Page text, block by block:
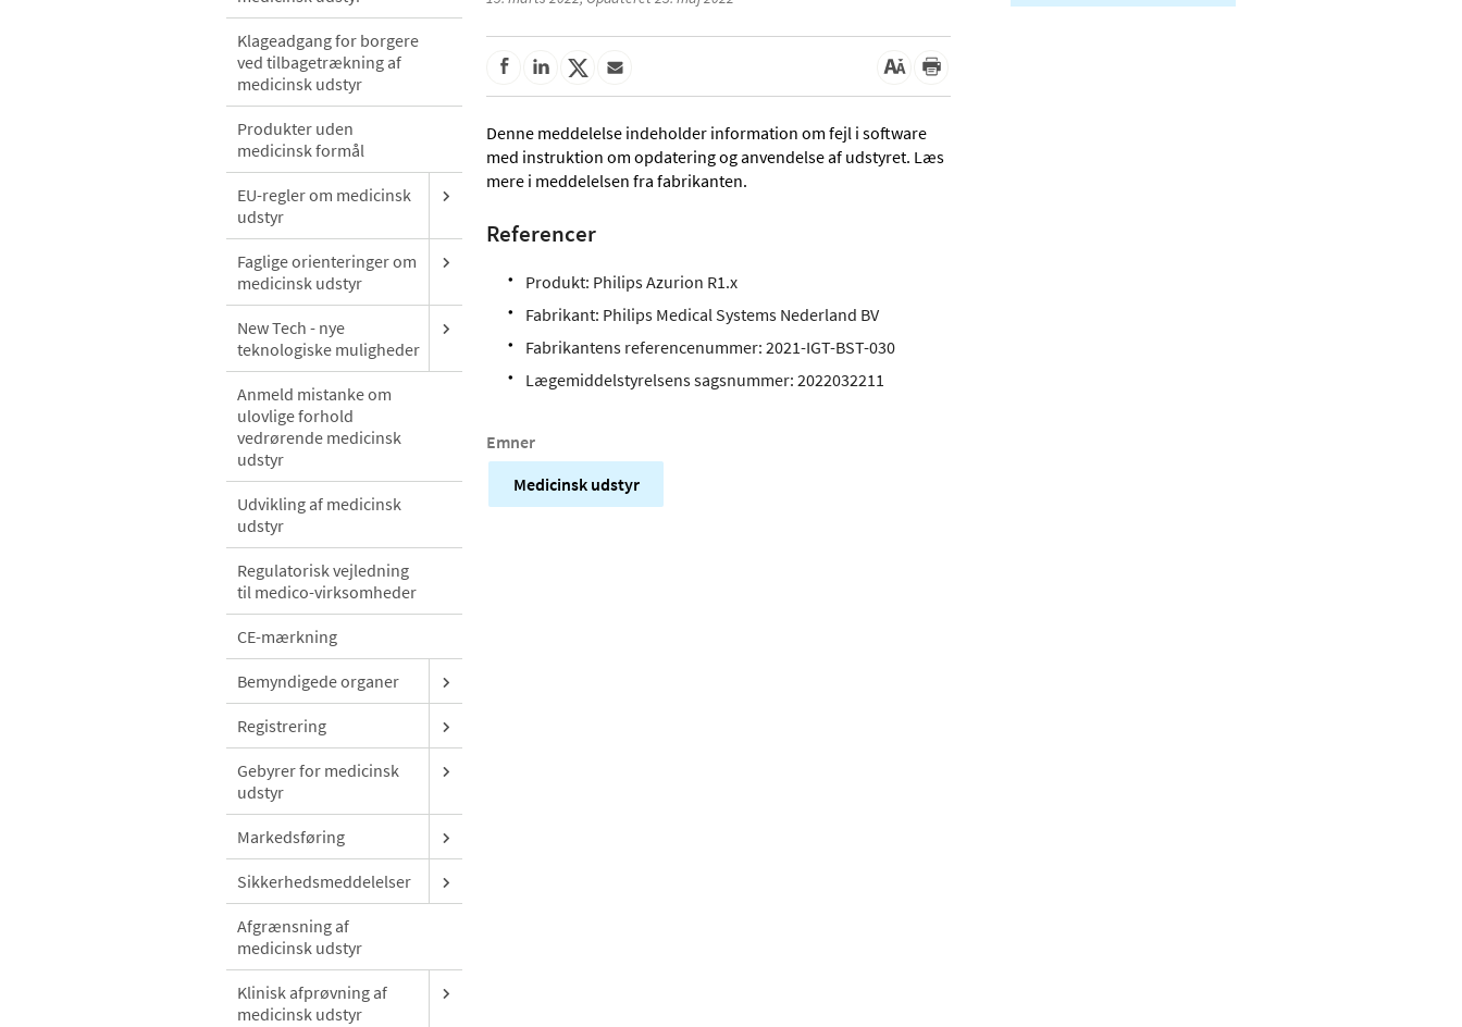
Klageadgang for borgere
ved tilbagetrækning af
medicinsk udstyr
Produkter uden
medicinsk formål
EU-regler om medicinsk
udstyr
Faglige orienteringer om
medicinsk udstyr
New Tech - nye
teknologiske muligheder
Anmeld mistanke om
ulovlige forhold
vedrørende medicinsk
udstyr
Udvikling af medicinsk
udstyr
Regulatorisk vejledning
til medico-virksomheder
CE-mærkning
Bemyndigede organer
Registrering
Gebyrer for medicinsk
udstyr
Markedsføring
Sikkerhedsmeddelelser
Afgrænsning af
medicinsk udstyr
Klinisk afprøvning af
medicinsk udstyr
Denne meddelelse indeholder information om fejl i software
med instruktion om opdatering og anvendelse af udstyret. Læs
mere i meddelelsen fra fabrikanten.
Referencer
Produkt: Philips Azurion R1.x
Fabrikant: Philips Medical Systems Nederland BV
Fabrikantens referencenummer: 2021-IGT-BST-030
Lægemiddelstyrelsens sagsnummer:2022032211
Emner
Medicinsk udstyr